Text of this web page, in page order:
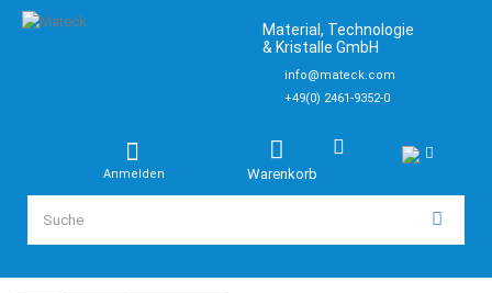
Material, Technologie
& Kristalle GmbH
info@mateck.com
+49(0) 2461-9352-0
Warenkorb
Anmelden